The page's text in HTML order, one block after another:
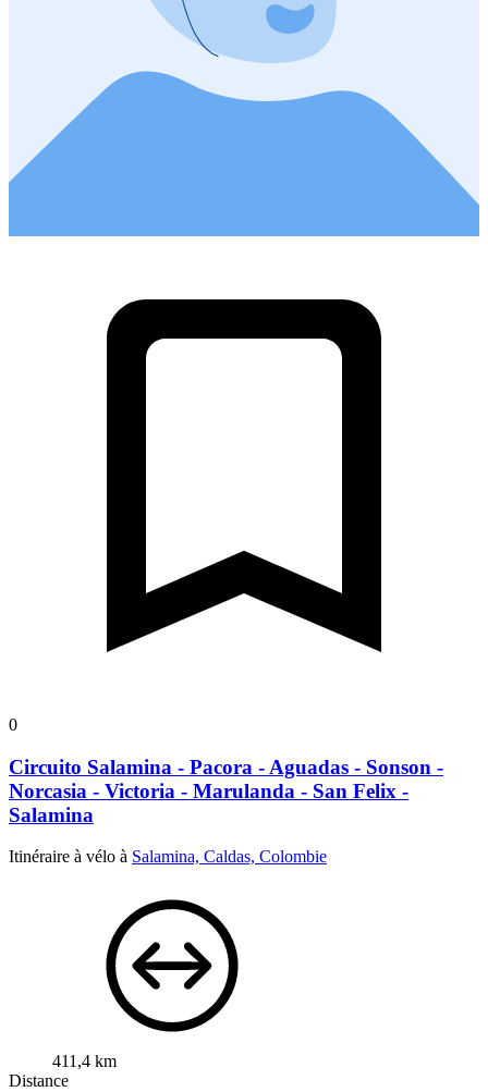
0
Circuito Salamina - Pacora - Aguadas - Sonson -
Norcasia - Victoria - Marulanda - San Felix -
Salamina
Itinéraire à vélo à Salamina, Caldas, Colombie
411,4 km
Distance